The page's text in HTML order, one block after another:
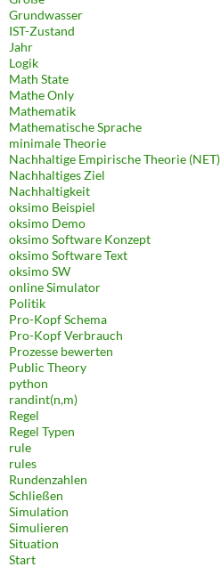
Grundwasser
IST-Zustand
Jahr
Logik
Math State
Mathe Only
Mathematik
Mathematische Sprache
minimale Theorie
Nachhaltige Empirische Theorie (NET)
Nachhaltiges Ziel
Nachhaltigkeit
oksimo Beispiel
oksimo Demo
oksimo Software Konzept
oksimo Software Text
oksimo SW
online Simulator
Politik
Pro-Kopf Schema
Pro-Kopf Verbrauch
Prozesse bewerten
Public Theory
python
randint(n,m)
Regel
Regel Typen
rule
rules
Rundenzahlen
Schließen
Simulation
Simulieren
Situation
Start